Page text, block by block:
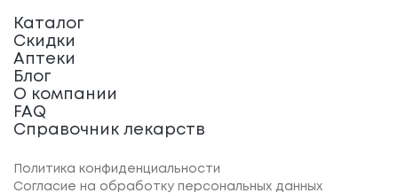
Каталог
Скидки
Аптеки
Блог
О компании
FAQ
Справочник лекарств
Политика конфиденциальности
Согласие на обработку персональных данных